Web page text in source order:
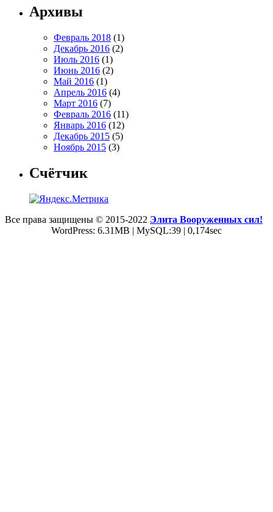
Архивы
Февраль 2018 (1)
Декабрь 2016 (2)
Июль 2016 (1)
Июнь 2016 (2)
Май 2016 (1)
Апрель 2016 (4)
Март 2016 (7)
Февраль 2016 (11)
Январь 2016 (12)
Декабрь 2015 (5)
Ноябрь 2015 (3)
Счётчик
Все права защищены © 2015-2022 Элита Вооруженных сил!
WordPress: 6.31MB | MySQL:39 | 0,174sec